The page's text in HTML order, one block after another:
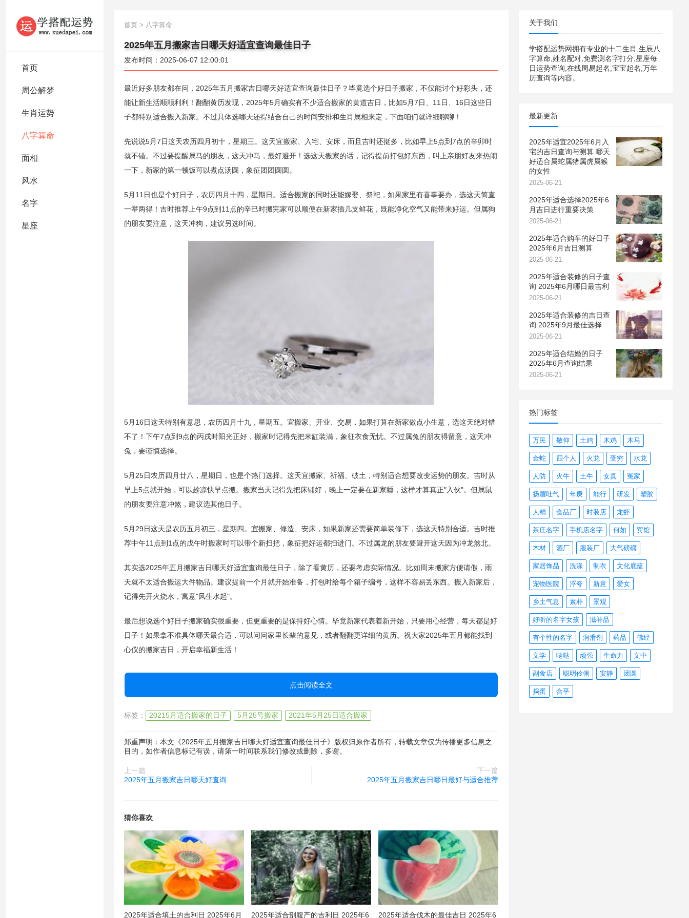
首页
周公解梦
生肖运势
八字算命
面相
风水
名字
星座
首页 > 八字算命
2025年五月搬家吉日哪天好适宜查询最佳日子
发布时间：2025-06-07 12:00:01
最近好多朋友都在问，2025年五月搬家吉日哪天好适宜查询最佳日子？毕竟选个好日子搬家，不仅能讨个好彩头，还
能让新生活顺顺利利！翻翻黄历发现，2025年5月确实有不少适合搬家的黄道吉日，比如5月7日、11日、16日这些日
子都特别适合搬入新家。不过具体选哪天还得结合自己的时间安排和生肖属相来定，下面咱们就详细聊聊！
先说说5月7日这天农历四月初十，星期三。这天宜搬家、入宅、安床，而且吉时还挺多，比如早上5点到7点的辛卯时
就不错。不过要提醒属马的朋友，这天冲马，最好避开！选这天搬家的话，记得提前打包好东西，叫上亲朋好友来热闹
一下，新家的第一顿饭可以煮点汤圆，象征团团圆圆。
5月11日也是个好日子，农历四月十四，星期日。适合搬家的同时还能嫁娶、祭祀，如果家里有喜事要办，选这天简直
一举两得！吉时推荐上午9点到11点的辛巳时搬完家可以顺便在新家插几支鲜花，既能净化空气又能带来好运。但属狗
的朋友要注意，这天冲狗，建议另选时间。
5月16日这天特别有意思，农历四月十九，星期五。宜搬家、开业、交易，如果打算在新家做点小生意，选这天绝对错
不了！下午7点到9点的丙戌时阳光正好，搬家时记得先把米缸装满，象征衣食无忧。不过属兔的朋友得留意，这天冲
兔，要谨慎选择。
5月25日农历四月廿八，星期日，也是个热门选择。这天宜搬家、祈福、破土，特别适合想要改变运势的朋友。吉时从
早上5点就开始，可以趁凉快早点搬。搬家当天记得先把床铺好，晚上一定要在新家睡，这样才算真正"入伙"。但属鼠
的朋友要注意冲煞，建议选其他日子。
5月29日这天是农历五月初三，星期四。宜搬家、修造、安床，如果新家还需要简单装修下，选这天特别合适。吉时推
荐中午11点到1点的戊午时搬家时可以带个新扫把，象征把好运都扫进门。不过属龙的朋友要避开这天因为冲龙煞北。
其实选2025年五月搬家吉日哪天好适宜查询最佳日子，除了看黄历，还要考虑实际情况。比如周末搬家方便请假，雨
天就不太适合搬运大件物品。建议提前一个月就开始准备，打包时给每个箱子编号，这样不容易丢东西。搬入新家后，
记得先开火烧水，寓意"风生水起"。
最后想说选个好日子搬家确实很重要，但更重要的是保持好心情。毕竟新家代表着新开始，只要用心经营，每天都是好
日子！如果拿不准具体哪天最合适，可以问问家里长辈的意见，或者翻翻更详细的黄历。祝大家2025年五月都能找到
心仪的搬家吉日，开启幸福新生活！
点击阅读全文
标签： 20215月适合搬家的日子 5月25号搬家 2021年5月25日适合搬家
郑重声明：本文《2025年五月搬家吉日哪天好适宜查询最佳日子》版权归原作者所有，转载文章仅为传播更多信息之
目的，如作者信息标记有误，请第一时间联系我们修改或删除，多谢。
上一篇
2025年五月搬家吉日哪天好查询
下一篇
2025年五月搬家吉日哪日最好与适合推荐
猜你喜欢
2025年适合填土的吉利日 2025年6月 2025年适合剖腹产的吉利日 2025年6 2025年适合伐木的最佳吉日 2025年6
关于我们
学搭配运势网拥有专业的十二生肖,生辰八
字算命,姓名配对,免费测名字打分,星座每
日运势查询,在线周易起名,宝宝起名,万年
历查询等内容。
最新更新
2025年适宜2025年6月入
宅的吉日查询与测算 哪天
好适合属蛇属猪属虎属猴
的女性
2025-06-21
2025年适合选择2025年6
月吉日进行重要决策
2025-06-21
2025年适合购车的好日子
2025年6月吉日测算
2025-06-21
2025年适合装修的日子查
询 2025年6月哪日最吉利
2025-06-21
2025年适合装修的吉日查
询 2025年9月最佳选择
2025-06-21
2025年适合结婚的日子
2025年6月查询结果
2025-06-21
热门标签
万民 敬仰 土鸡 木鸡 木马
金蛇 四个人 火龙 受穷 水龙
人防 火牛 土牛 女真 冤家
扬眉吐气 年庚 能行 研发 塑胶
人精 食品厂 时装店 龙虾
茶庄名字 手机店名字 何如 宾馆
木材 酒厂 服装厂 大气磅礴
家居饰品 洗涤 制衣 文化底蕴
宠物医院 浮夸 新意 爱女
乡土气息 素朴 景观
好听的名字女孩 滋补品
有个性的名字 润滑剂 药品 佛经
文学 哒哒 顽强 生命力 文中
副食店 聪明伶俐 安静 团圆
捣蛋 合乎